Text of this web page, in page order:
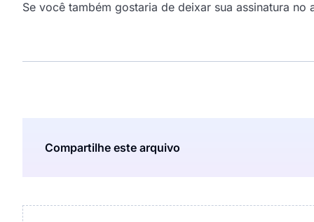
Se você também gostaria de deixar sua assinatura
Compartilhe este arquivo